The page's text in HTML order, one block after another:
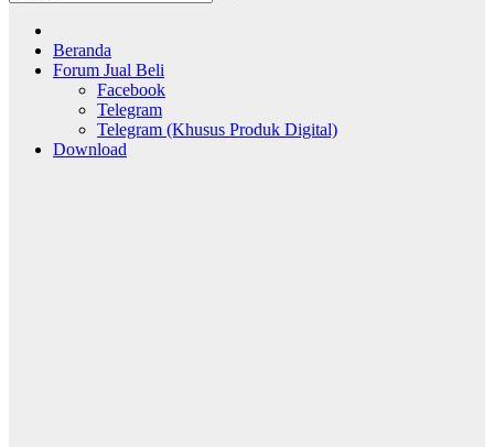
Beranda
Forum Jual Beli
Facebook
Telegram
Telegram (Khusus Produk Digital)
Download